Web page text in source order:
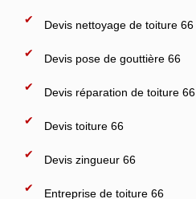
Devis nettoyage de toiture 66
Devis pose de gouttière 66
Devis réparation de toiture 66
Devis toiture 66
Devis zingueur 66
Entreprise de toiture 66